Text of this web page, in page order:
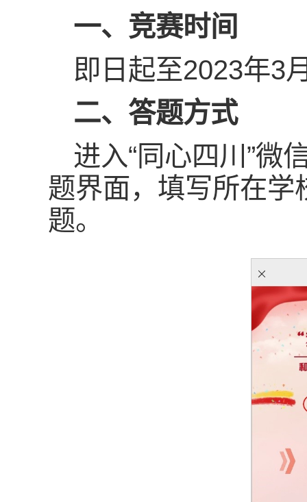
一、竞赛时间
即日起至2023年3
二、答题方式
进入“同心四川”微
题界面，填写所在
题。